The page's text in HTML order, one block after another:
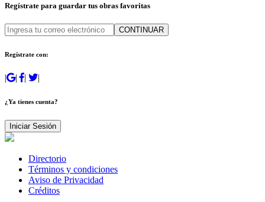
Regístrate para guardar tus obras favoritas
CONTINUAR
Regístrate con:
| | | |
¿Ya tienes cuenta?
Iniciar Sesión
Directorio
Términos y condiciones
Aviso de Privacidad
Créditos